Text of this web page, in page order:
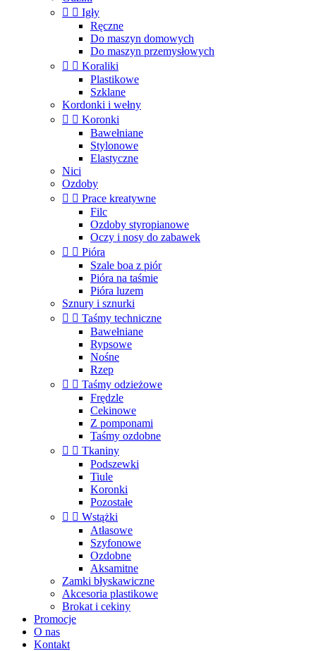
  Igły
Ręczne
Do maszyn domowych
Do maszyn przemysłowych
  Koraliki
Plastikowe
Szklane
Kordonki i wełny
  Koronki
Bawełniane
Stylonowe
Elastyczne
Nici
Ozdoby
  Prace kreatywne
Filc
Ozdoby styropianowe
Oczy i nosy do zabawek
  Pióra
Szale boa z piór
Pióra na taśmie
Pióra luzem
Sznury i sznurki
  Taśmy techniczne
Bawełniane
Rypsowe
Nośne
Rzep
  Taśmy odzieżowe
Frędzle
Cekinowe
Z pomponami
Taśmy ozdobne
  Tkaniny
Podszewki
Tiule
Koronki
Pozostałe
  Wstążki
Atłasowe
Szyfonowe
Ozdobne
Aksamitne
Zamki błyskawiczne
Akcesoria plastikowe
Brokat i cekiny
Promocje
O nas
Kontakt